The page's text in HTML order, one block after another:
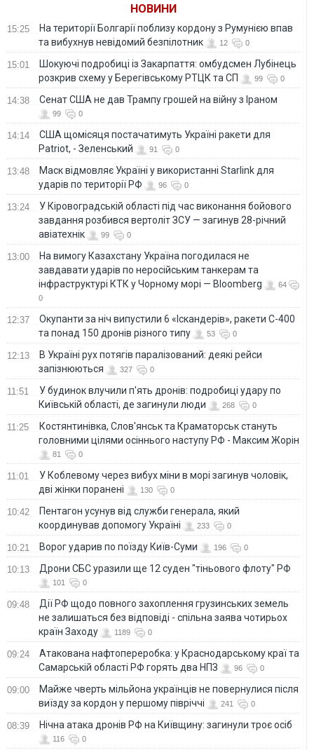
НОВИНИ
15:25
На території Болгарії поблизу кордону з Румунією впав
та вибухнув невідомий безпілотник
12 0
15:01
Шокуючі подробиці із Закарпаття: омбудсмен Лубінець
розкрив схему у Берегівському РТЦК та СП
99 0
14:38 Сенат США не дав Трампу грошей на війну з Іраном
99 0
14:14
США щомісяця постачатимуть Україні ракети для
Patriot, - Зеленський
91 0
13:48
Маск відмовляє Україні у використанні Starlink для
ударів по території РФ
96 0
13:24
У Кіровоградській області під час виконання бойового
завдання розбився вертоліт ЗСУ — загинув 28-річний
авіатехнік
99 0
13:00
На вимогу Казахстану Україна погодилася не
завдавати ударів по неросійським танкерам та
інфраструктурі КТК у Чорному морі — Bloomberg
64
0
12:37
Окупанти за ніч випустили 6 «Іскандерів», ракети С-400
та понад 150 дронів різного типу
53 0
12:13
В Україні рух потягів паралізований: деякі рейси
запізнюються
327 0
11:51
У будинок влучили п'ять дронів: подробиці удару по
Київській області, де загинули люди
268 0
11:25
Костянтинівка, Слов'янськ та Краматорськ стануть
головними цілями осіннього наступу РФ - Максим Жорін
81 0
11:01
У Коблевому через вибух міни в морі загинув чоловік,
дві жінки поранені
130 0
10:42
Пентагон усунув від служби генерала, який
координував допомогу Україні
233 0
10:21 Ворог ударив по поїзду Київ-Суми 196 0
10:13 Дрони СБС уразили ще 12 суден "тіньового флоту" РФ
101 0
09:48
Дії РФ щодо повного захоплення грузинських земель
не залишаться без відповіді - спільна заява чотирьох
країн Заходу
1189 0
09:24
Атакована нафтопереробка: у Краснодарському краї та
Самарській області РФ горять два НПЗ
96 0
09:00
Майже чверть мільйона українців не повернулися після
виїзду за кордон у першому півріччі
241 0
08:39 Нічна атака дронів РФ на Київщину: загинули троє осіб
116 0